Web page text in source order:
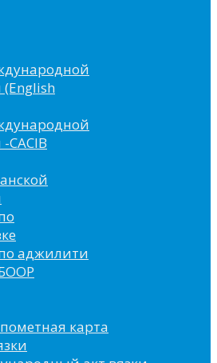
(English
CACIB
аджилити
карта